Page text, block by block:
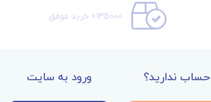
135000+ خرید موفق
ورود به سایت حساب ندارید؟